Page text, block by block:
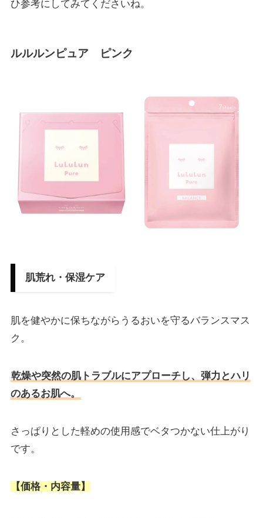
ひ参考にしてみてくださいね。
ルルルンピュア ピンク
肌荒れ・保湿ケア
肌を健やかに保ちながらうるおいを守るバランスマス
ク。
乾燥や突然の肌トラブルにアプローチし、弾力とハリ
のあるお肌へ。
さっぱりとした軽めの使用感でベタつかない仕上がり
です。
【価格・内容量】